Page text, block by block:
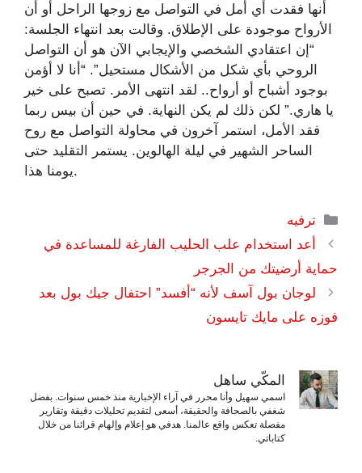
أنها فقدت أي أمل في التواصل مع زوجها الراحل أو أن
الأرواح موجودة على الإطلاق. وقالت بعد انتهاء الجلسة:
“إن اعتقادي الشخصي والإيجابي الآن هو أن التواصل
الروحي بأي شكل من الأشكال مستحيل”. “أنا لا أؤمن
بوجود أشباح أو أرواح.. لقد انتهى الأمر. تصبح على خير
يا هاري.” لكن ذلك لم يكن النهاية. في حين أن بيس ربما
فقد الأمل، استمر آخرون في محاولة التواصل مع روح
الساحر الشهير في ليلة الهالوين. يستمر التقليد حتى
يومنا هذا.
التصنيفات
ترفيه
أعد استخدام علب الحليب الفارغة للمساعدة في
حماية أرضيتك من الجرجر
لوجان بول آسف لأنه “أفسد” احتفال جيك بول بعد
فوزه على مايك تايسون
المكّي ساهل
اسمي سهيل وأنا محرر في آراء الإخبارية منذ خمس سنوات. بفضل
شغفي بالصحافة والحقيقة، أسعى لتقديم تحليلات دقيقة وتقارير
مفصلة تعكس واقع عالمنا. هدفي هو إعلام وإلهام قرائنا من خلال
كتاباتي.